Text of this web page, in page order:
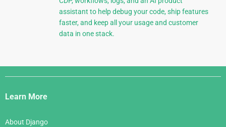
assistant to help debug your code, ship features
faster, and keep all your usage and customer
data in one stack.
Django
Links
Learn More
About Django